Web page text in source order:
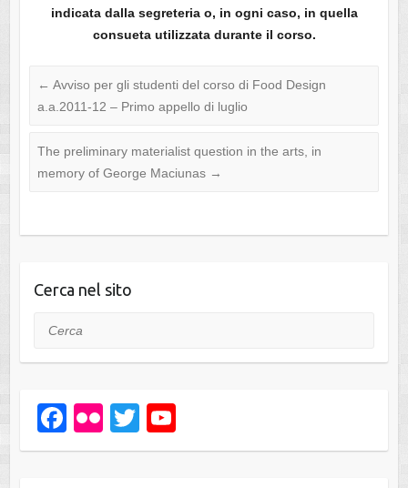
indicata dalla segreteria o, in ogni caso, in quella
consueta utilizzata durante il corso.
← Avviso per gli studenti del corso di Food Design
a.a.2011-12 – Primo appello di luglio
The preliminary materialist question in the arts, in
memory of George Maciunas →
Cerca nel sito
Cerca
F
a
Fl
ic
T
wi o